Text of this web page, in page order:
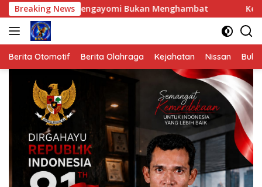
Langsung
ke
konten
Breaking News
Bukan Menghambat Ketua DPRK Aceh
Berita Otomotif Berita Olahraga Kejahatan Nissan